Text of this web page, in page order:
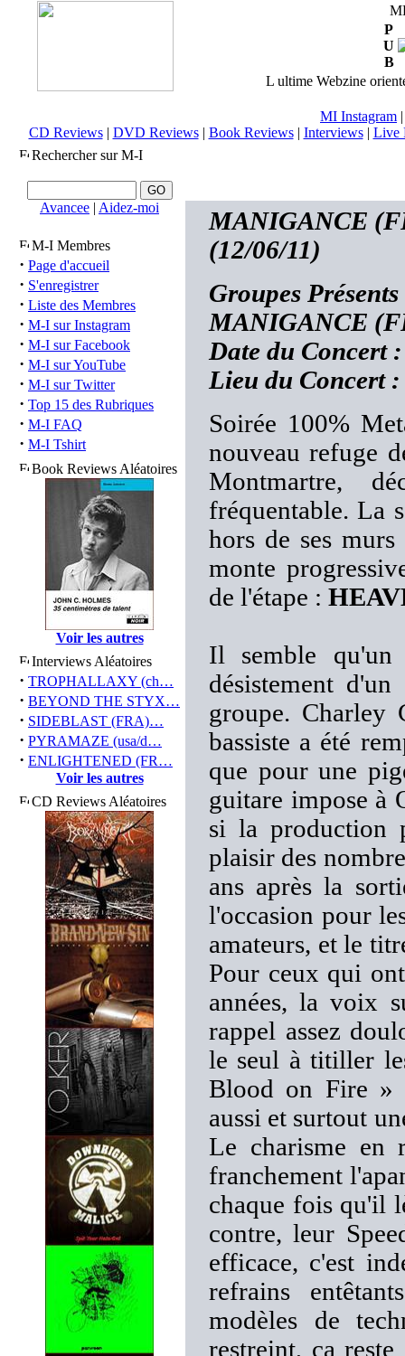
P
U
B
L ultime Webzine
MI Instagram
CD Reviews| DVD Reviews| Book Reviews| Interviews| Live
Rechercher sur M-I
Avancee | Aidez-moi
M-I Membres
· Page d'accueil
· S'enregistrer
· Liste des Membres
· M-I sur Instagram
· M-I sur Facebook
· M-I sur YouTube
· M-I sur Twitter
· Top 15 des Rubriques
· M-I FAQ
· M-I Tshirt
Book Reviews Aléatoires
Voir les autres
Interviews Aléatoires
· TROPHALLAXY (ch…
· BEYOND THE STYX…
· SIDEBLAST (FRA)…
· PYRAMAZE (usa/d…
· ENLIGHTENED (FR…
Voir les autres
CD Reviews Aléatoires
MANIGANCE
(12/06/11)
Groupes
MANIGANCE
Date du Concert
Lieu du Concert
Soirée 100%
nouveau refuge
Montmartre,
fréquentable. La
hors de ses
monte
de l'étape :
Il semble qu'un
désistement
groupe. Charley
bassiste a été
que pour une
guitare impose à
si la production
plaisir des
ans après la
l'occasion pour
amateurs, et le
Pour ceux qui
années, la voix
rappel assez
le seul à titiller
Blood on Fire »
aussi et surtout
Le charisme en
franchement
chaque fois qu'il
contre, leur
efficace, c'est
refrains
modèles de
restreint, ça reste